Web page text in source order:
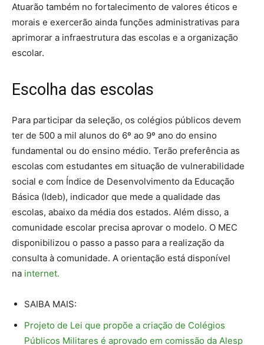
Atuarão também no fortalecimento de valores éticos e
morais e exercerão ainda funções administrativas para
aprimorar a infraestrutura das escolas e a organização
escolar.
Escolha das escolas
Para participar da seleção, os colégios públicos devem
ter de 500 a mil alunos do 6º ao 9º ano do ensino
fundamental ou do ensino médio. Terão preferência as
escolas com estudantes em situação de vulnerabilidade
social e com Índice de Desenvolvimento da Educação
Básica (Ideb), indicador que mede a qualidade das
escolas, abaixo da média dos estados. Além disso, a
comunidade escolar precisa aprovar o modelo. O MEC
disponibilizou o passo a passo para a realização da
consulta à comunidade. A orientação está disponível
na internet.
SAIBA MAIS:
Projeto de Lei que propõe a criação de Colégios
Públicos Militares é aprovado em comissão da Alesp